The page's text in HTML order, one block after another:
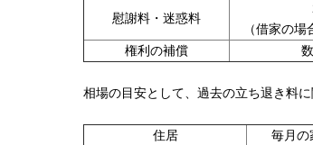
慰謝料・迷惑料
（借家の場
権利の補償
相場の目安として、過去の立ち退き料
住居 毎月の